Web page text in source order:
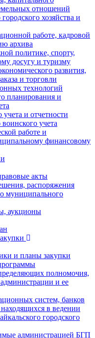
отношений
хозяйства и
работе, кадровой
архива
политике, спорту,
досугу и туризму
развития,
и торговли
технологий
планирования и
и отчетности
учета
работе и
финансовому
акты
распоряжения
муниципального
аукционы
и планы закупки
полномочия,
и ее
систем, банков
в ведении
городского
администрацией БГП